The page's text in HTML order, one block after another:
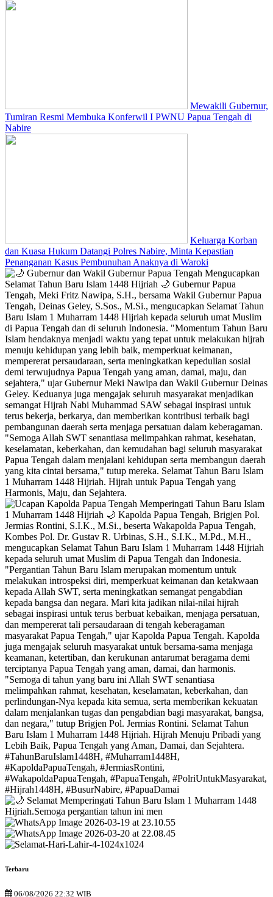
Mewakili Gubernur,
Tumiran Resmi Membuka Konferwil I PWNU Papua Tengah di
Nabire
Keluarga Korban
dan Kuasa Hukum Datangi Polres Nabire, Minta Kepastian
Penanganan Kasus Pembunuhan Anaknya di Waroki
Terbaru
06/08/2026 22:32 WIB